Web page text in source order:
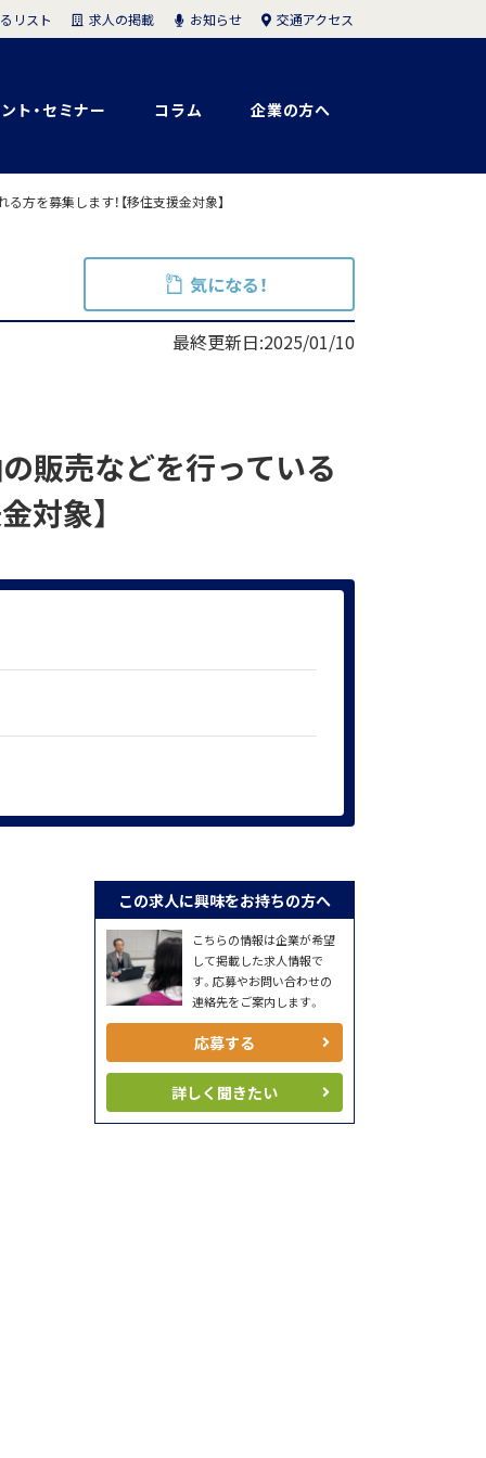
ト・セミナー コラム 企業の方へ
リスト 求人の掲載 お知らせ 交通アクセス
方を募集します！【移住支援金対象】
気になる！
最終更新日:2025/01/10
販売などを行っている
対象】
この求人に興味をお持ちの方へ
こちらの情報は企業が希望
して掲載した求人情報で
す。応募やお問い合わせの
連絡先をご案内します。
応募する
詳しく聞きたい